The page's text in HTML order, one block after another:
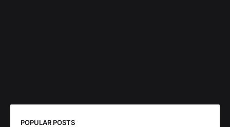
POPULAR POSTS